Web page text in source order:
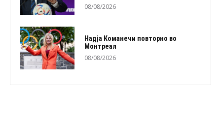
08/08/2026
Надја Команечи повторно во
Монтреал
08/08/2026